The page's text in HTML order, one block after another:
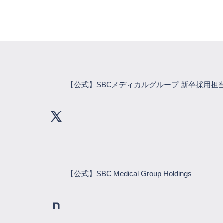
【公式】SBCメディカルグループ 新卒採用担
【公式】SBC Medical Group Holdings